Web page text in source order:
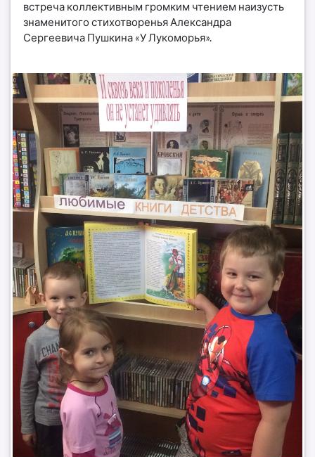
встреча коллективным громким чтением наизусть
знаменитого стихотворенья Александра
Сергеевича Пушкина «У Лукоморья».